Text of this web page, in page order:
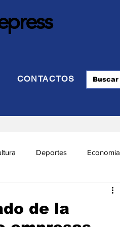
CONTACTOS
Deportes Economia
INTERIOR
de la